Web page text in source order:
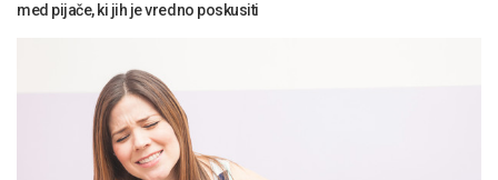
med pijače, ki jih je vredno poskusiti